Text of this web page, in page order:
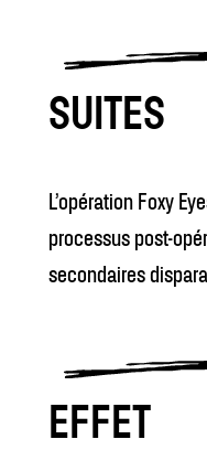
SUITES
L’opération Foxy
processus post-
secondaires
EFFET